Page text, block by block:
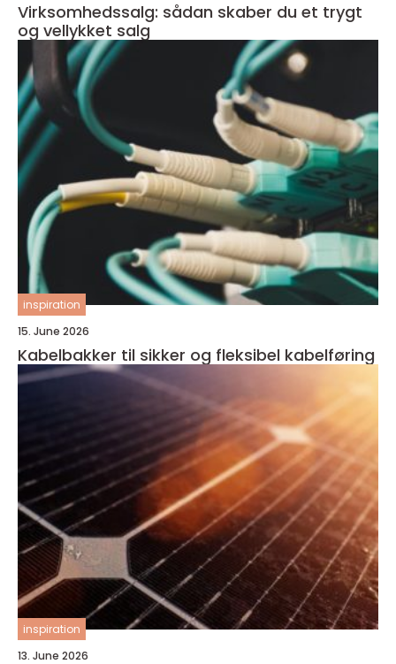
Virksomhedssalg: sådan skaber du et trygt
og vellykket salg
inspiration
15. June 2026
Kabelbakker til sikker og fleksibel kabelføring
inspiration
13. June 2026